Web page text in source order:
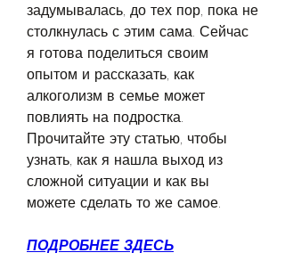
задумывалась, до тех пор, пока не
столкнулась с этим сама. Сейчас
я готова поделиться своим
опытом и рассказать, как
алкоголизм в семье может
повлиять на подростка.
Прочитайте эту статью, чтобы
узнать, как я нашла выход из
сложной ситуации и как вы
можете сделать то же самое.
ПОДРОБНЕЕ ЗДЕСЬ